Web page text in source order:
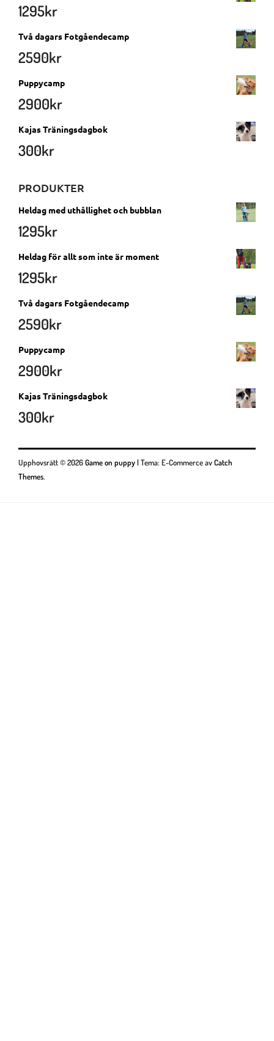
1295kr
Två dagars Fotgåendecamp
2590kr
Puppycamp
2900kr
Kajas Träningsdagbok
300kr
PRODUKTER
Heldag med uthållighet och bubblan
1295kr
Heldag för allt som inte är moment
1295kr
Två dagars Fotgåendecamp
2590kr
Puppycamp
2900kr
Kajas Träningsdagbok
300kr
Upphovsrätt © 2026Game on puppy|Tema: E-Commerce avCatch
Themes.